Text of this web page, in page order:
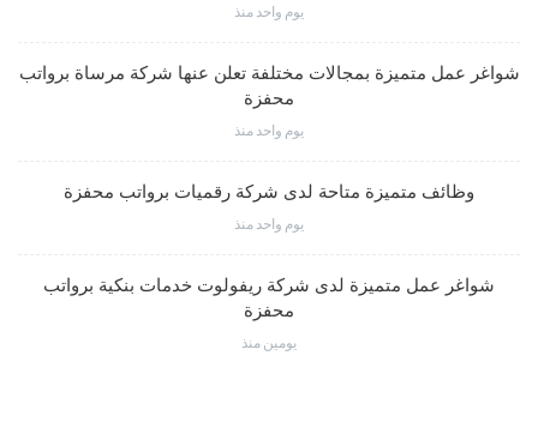
يوم واحد منذ
شواغر عمل متميزة بمجالات مختلفة تعلن عنها شركة مرساة برواتب
محفزة
يوم واحد منذ
وظائف متميزة متاحة لدى شركة رقميات برواتب محفزة
يوم واحد منذ
شواغر عمل متميزة لدى شركة ريفولوت خدمات بنكية برواتب
محفزة
يومين منذ